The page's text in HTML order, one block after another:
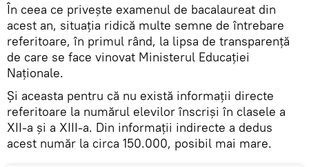
În ceea ce priveşte examenul de bacalaureat din
acest an, situaţia ridică multe semne de întrebare
referitoare, în primul rând, la lipsa de transparenţă
de care se face vinovat Ministerul Educaţiei
Naţionale.
Şi aceasta pentru că nu există informaţii directe
referitoare la numărul elevilor înscrişi în clasele a
XII-a şi a XIII-a. Din informaţii indirecte a dedus
acest număr la circa 150.000, posibil mai mare.